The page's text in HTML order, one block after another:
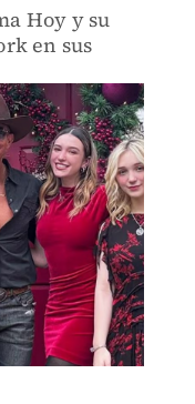
Hoy y su
en sus